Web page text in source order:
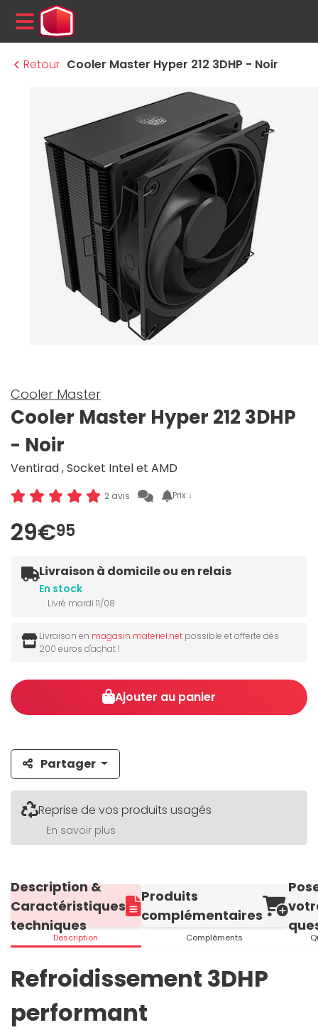
MENU
Retour Cooler Master Hyper 212 3DHP - Noir
Cooler Master
Cooler Master Hyper 212 3DHP
- Noir
Ventirad , Socket Intel et AMD
2 avis Prix ↓
29€95
Livraison à domicile ou en relais
En stock
Livré mardi 11/08
Livraison en magasin materiel.net possible et offerte dès
200 euros d'achat !
Ajouter au panier
Partager
Reprise de vos produits usagés
En savoir plus
Description &
Caractéristiques
techniques
Description
Produits
complémentaires
Compléments
Refroidissement 3DHP
performant